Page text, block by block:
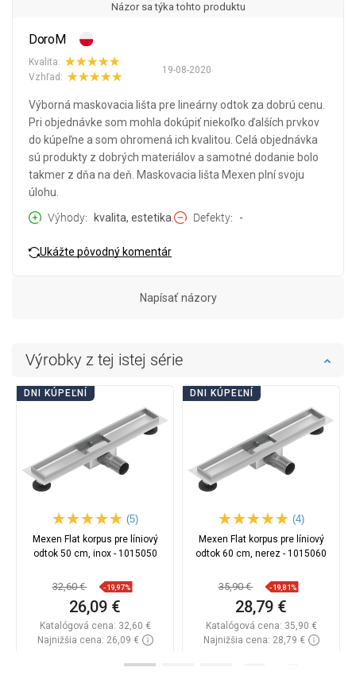
Názor sa týka tohto produktu
DoroM
19-08-2020
Kvalita:
Vzhľad:
Výborná maskovacia lišta pre lineárny odtok za dobrú cenu.
Pri objednávke som mohla dokúpiť niekoľko ďalších prvkov
do kúpeľne a som ohromená ich kvalitou. Celá objednávka
sú produkty z dobrých materiálov a samotné dodanie bolo
takmer z dňa na deň. Maskovacia lišta Mexen plní svoju
úlohu.
Výhody
kvalita, estetika. Defekty -
Ukážte pôvodný komentár
Napísať názory
Výrobky z tej istej série
DNI KÚPEĽNÍ
(5)
Mexen Flat korpus pre líniový
odtok 50 cm, inox - 1015050
32,60 € -19,97%
26,09 €
Katalógová cena: 32,60 €
Najnižšia cena: 26,09 €
DNI KÚPEĽNÍ
(4)
Mexen Flat korpus pre líniový
odtok 60 cm, nerez - 1015060
35,90 € -19,81%
28,79 €
Katalógová cena: 35,90 €
Najnižšia cena: 28,79 €